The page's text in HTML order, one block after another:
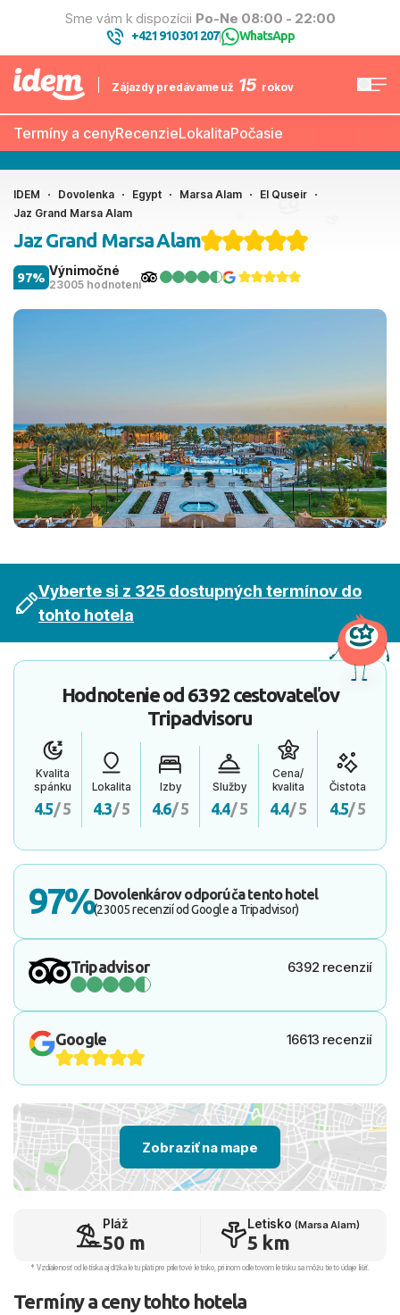
Sme vám k dispozícii Po-Ne 08:00 - 22:00
+421 910 301 207| WhatsApp
Zájazdy predávame už 15 rokov
Termíny a cenyRecenzieLokalitaPočasie
IDEM Dovolenka Egypt Marsa Alam
El Quseir
Jaz Grand Marsa Alam
Jaz Grand Marsa Alam
Výnimočné
23005 hodnotení
97%
Vyberte si z 325 dostupných termínov do
tohto hotela
Hodnotenie od 6392 cestovateľov
Tripadvisoru
Kvalita
spánku
4.5/ 5
Lokalita
4.3/ 5
Izby
4.6/ 5
Služby
4.4/ 5
Cena/
kvalita
4.4/ 5
Čistota
4.5/ 5
97%Dovolenkárov odporúča tento hotel
(23005 recenzií od Google a Tripadvisor)
Tripadvisor 6392 recenzií
Google 16613 recenzií
Zobraziť na mape
Pláž
50 m
Letisko (Marsa Alam)
5 km
* Vzdialenosť od letiska aj dľžka letu platí pre príletové letisko, pri inom odletovom letisku sa môžu tieto údaje líšiť.
Termíny a ceny tohto hotela